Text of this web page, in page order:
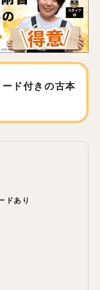
ド付きの古本
ドあり